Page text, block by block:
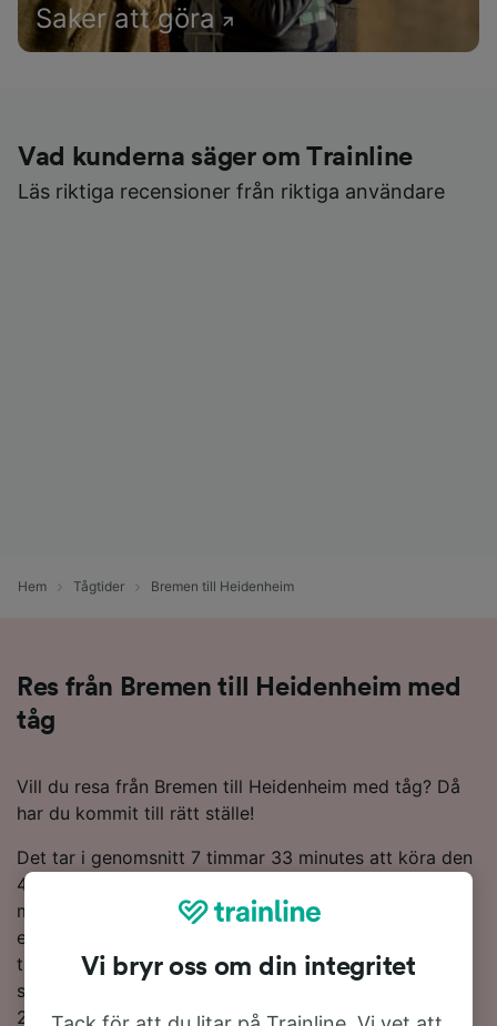
Saker att göra
Vad kunderna säger om Trainline
Läs riktiga recensioner från riktiga användare
Hem Tågtider Bremen till Heidenheim
Res från Bremen till Heidenheim med
tåg
Vill du resa från Bremen till Heidenheim med tåg? Då
har du kommit till rätt ställe!
Det tar i genomsnitt 7 timmar 33 minutes att köra den
498 km långa sträckan från Bremen till Heidenheim
med tåg, även om de snabbaste tågen kör rutten på
endast 6 timmar 9 minutes. Du hittar vanligtvis 38 tåg
tåg per dag som kör den 498 km kilometer långa
sträckan mellan de två destinationerna Du måste göra
2 byten på din resa till Heidenheim. Tåg på den här
Vi bryr oss om din integritet